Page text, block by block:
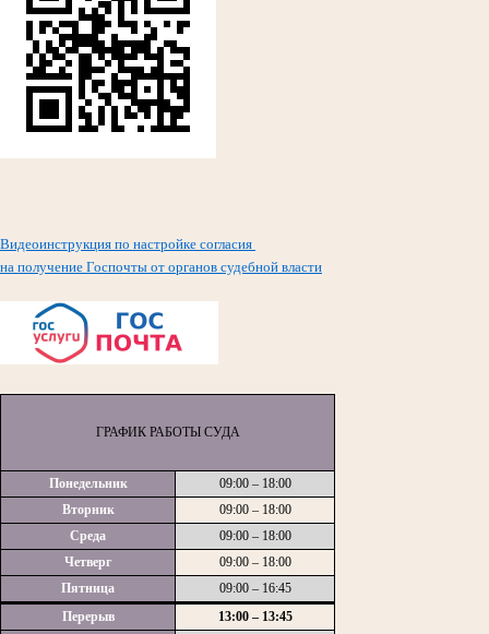
Видеоинструкция по настройке согласия
на получение Госпочты от органов судебной власти
ГРАФИК РАБОТЫ СУДА
Понедельник
09:00 – 18:00
Вторник
09:00 – 18:00
Среда
09:00 – 18:00
Четверг
09:00 – 18:00
Пятница
09:00 – 16:45
Перерыв
13:00 – 13:45